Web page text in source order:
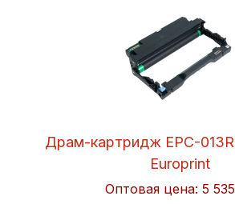
Драм-картридж EPC-
Europrint
Оптовая цена: 5